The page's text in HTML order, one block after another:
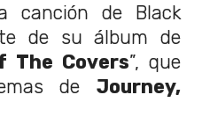
canción de Black
de su álbum de
The Covers”, que
de Journey,